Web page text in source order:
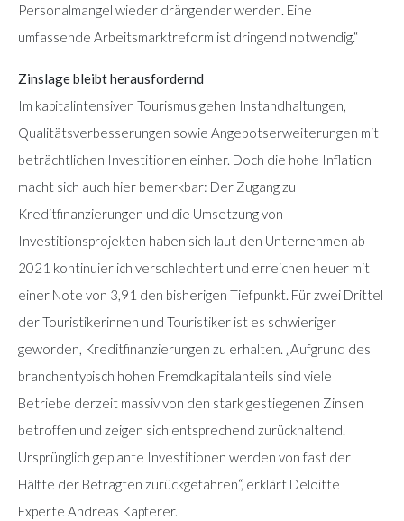
Personalmangel wieder drängender werden. Eine
umfassende Arbeitsmarktreform ist dringend notwendig.“
Zinslage bleibt herausfordernd
Im kapitalintensiven Tourismus gehen Instandhaltungen,
Qualitätsverbesserungen sowie Angebotserweiterungen mit
beträchtlichen Investitionen einher. Doch die hohe Inflation
macht sich auch hier bemerkbar: Der Zugang zu
Kreditfinanzierungen und die Umsetzung von
Investitionsprojekten haben sich laut den Unternehmen ab
2021 kontinuierlich verschlechtert und erreichen heuer mit
einer Note von 3,91 den bisherigen Tiefpunkt. Für zwei Drittel
der Touristikerinnen und Touristiker ist es schwieriger
geworden, Kreditfinanzierungen zu erhalten. „Aufgrund des
branchentypisch hohen Fremdkapitalanteils sind viele
Betriebe derzeit massiv von den stark gestiegenen Zinsen
betroffen und zeigen sich entsprechend zurückhaltend.
Ursprünglich geplante Investitionen werden von fast der
Hälfte der Befragten zurückgefahren“, erklärt Deloitte
Experte Andreas Kapferer.